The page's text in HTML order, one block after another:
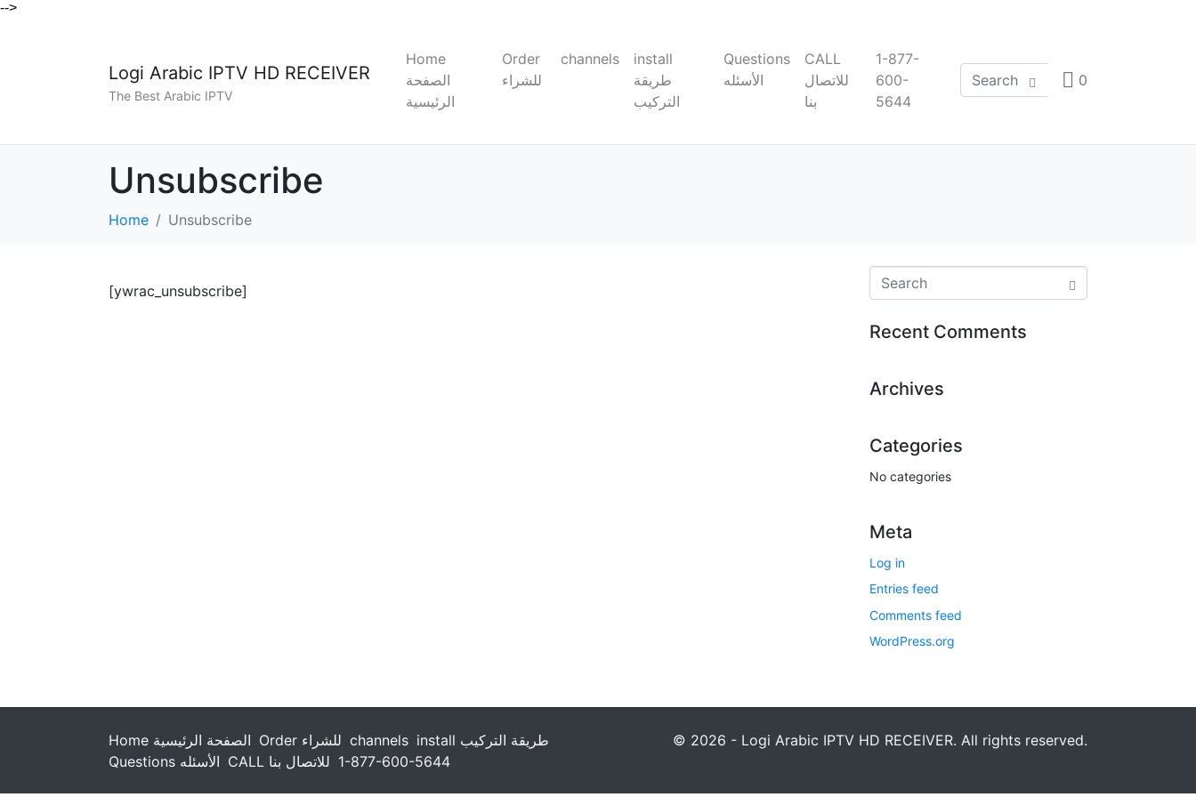
-->
Logi Arabic IPTV HD RECEIVER
The Best Arabic IPTV
Home
الصفحة
الرئيسية
Order
للشراء
channels
install
طريقة
التركيب
Questions
الأسئله
CALL
للاتصال
بنا
1-877-
600-
5644
0
Unsubscribe
Home Unsubscribe
[ywrac_unsubscribe]
Recent Comments
Archives
Categories
No categories
Meta
Log in
Entries feed
Comments feed
WordPress.org
Home الصفحة الرئيسية Order للشراء channels
install طريقة التركيب
Questions الأسئله
CALL للاتصال بنا 1-877-600-5644
© 2026 - Logi Arabic IPTV HD RECEIVER. All rights reserved.